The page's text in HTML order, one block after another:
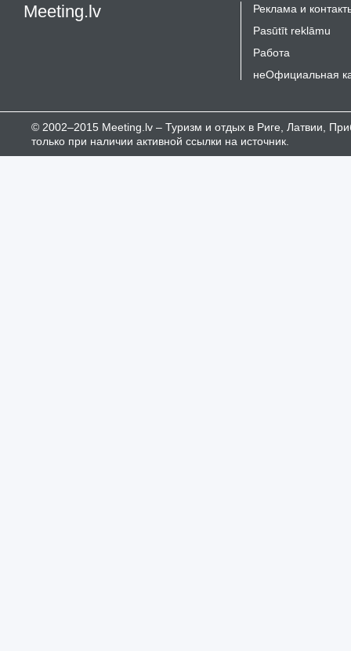
Meeting.lv
Реклама и
Pasūtīt reklāmu
Работа
неОфициальная
© 2002–2015 Meeting.lv – Туризм и отдых в Риге, Латвии,
только при наличии активной ссылки на источник.